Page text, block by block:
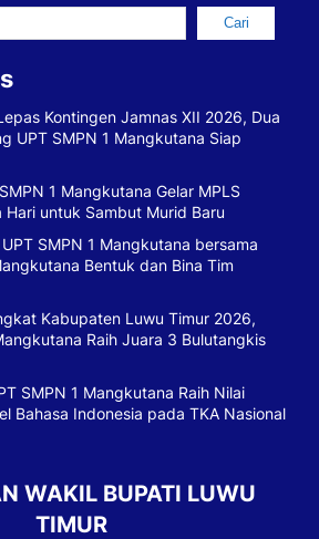
Cari
Kontingen Jamnas XII 2026, Dua
UPT SMPN 1 Mangkutana Siap
1 Mangkutana Gelar MPLS
Hari untuk Sambut Murid Baru
SMPN 1 Mangkutana bersama
Bentuk dan Bina Tim
Kabupaten Luwu Timur 2026,
Raih Juara 3 Bulutangkis
SMPN 1 Mangkutana Raih Nilai
Bahasa Indonesia pada TKA Nasional
WAKIL BUPATI LUWU
TIMUR